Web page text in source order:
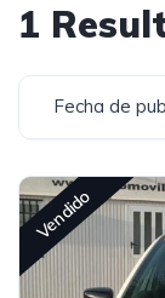
1
Fecha de
Vendido